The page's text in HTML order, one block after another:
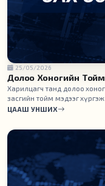
25/05/2026
Долоо Хоногийн
Харилцагч танд долоо
засгийн тойм мэдээг хүргэж
ЦААШ УНШИХ